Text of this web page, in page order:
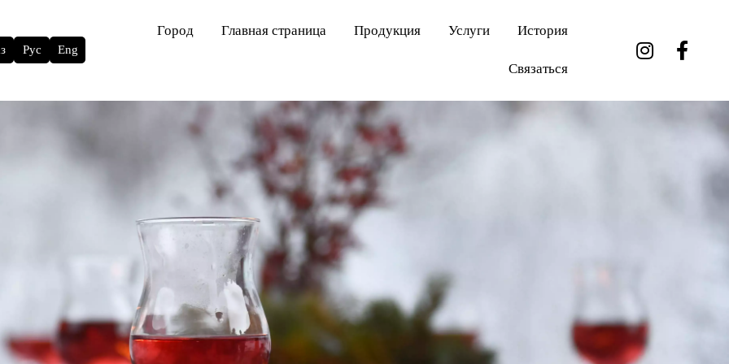
Рус Eng
Город Главная страница Продукция Услуги История
Связаться